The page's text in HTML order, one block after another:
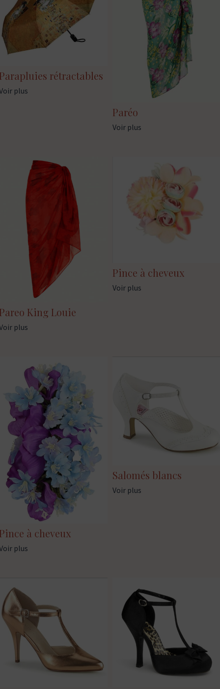
rétractables
plus
Paréo
Voir plus
King Louie
plus
Pince à cheveux
Voir plus
à cheveux
plus
Salomés blancs
Voir plus